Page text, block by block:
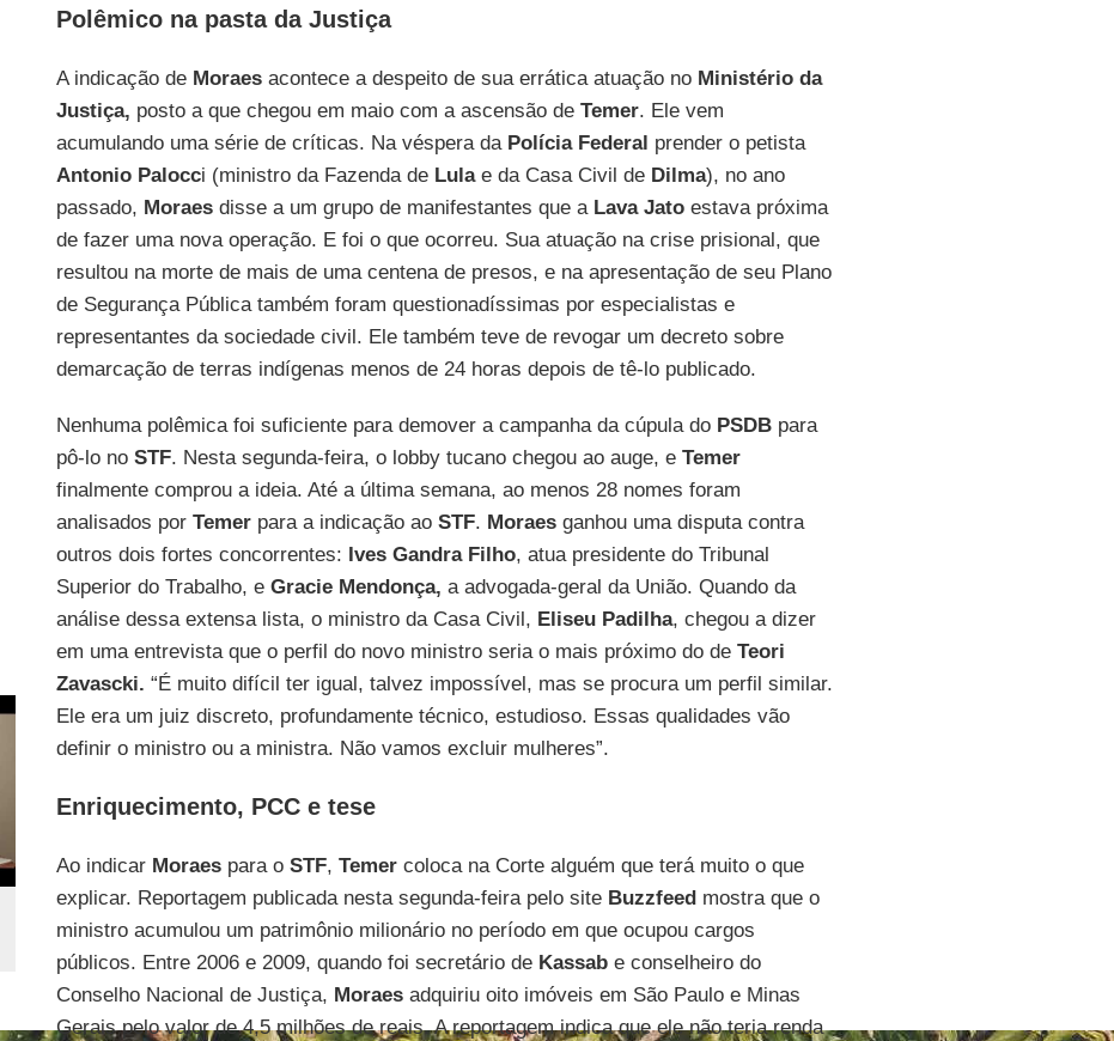
Polêmico na pasta da Justiça
A indicação de Moraesacontece a despeito de sua errática atuação no Ministério da
Justiça, posto a que chegou em maio com a ascensão de Temer. Ele vem
acumulando uma série de críticas. Na véspera da Polícia Federal prender o petista
Antonio Palocci (ministro da Fazenda de Lulae da Casa Civil de Dilma), no ano
passado, Moraesdisse a um grupo de manifestantes que a Lava Jatoestava próxima
de fazer uma nova operação. E foi o que ocorreu. Sua atuação na crise prisional, que
resultou na morte de mais de uma centena de presos, e na apresentação de seu Plano
de Segurança Pública também foram questionadíssimas por especialistas e
representantes da sociedade civil. Ele também teve de revogar um decreto sobre
demarcação de terras indígenas menos de 24 horas depois de tê-lo publicado.
Nenhuma polêmica foi suficiente para demover a campanha da cúpula do PSDBpara
pô-lo no STF. Nesta segunda-feira, o lobby tucano chegou ao auge, e Temer
finalmente comprou a ideia. Até a última semana, ao menos 28 nomes foram
analisados por Temerpara a indicação ao STF. Moraesganhou uma disputa contra
outros dois fortes concorrentes: Ives Gandra Filho, atua presidente do Tribunal
Superior do Trabalho, e Gracie Mendonça, a advogada-geral da União. Quando da
análise dessa extensa lista, o ministro da Casa Civil, Eliseu Padilha, chegou a dizer
em uma entrevista que o perfil do novo ministro seria o mais próximo do de Teori
Zavascki. “É muito difícil ter igual, talvez impossível, mas se procura um perfil similar.
Ele era um juiz discreto, profundamente técnico, estudioso. Essas qualidades vão
definir o ministro ou a ministra. Não vamos excluir mulheres”.
Enriquecimento, PCC e tese
Ao indicar Moraespara o STF, Temercoloca na Corte alguém que terá muito o que
explicar. Reportagem publicada nesta segunda-feira pelo site Buzzfeedmostra que o
ministro acumulou um patrimônio milionário no período em que ocupou cargos
públicos. Entre 2006 e 2009, quando foi secretário de Kassabe conselheiro do
Conselho Nacional de Justiça, Moraesadquiriu oito imóveis em São Paulo e Minas
Gerais pelo valor de 4,5 milhões de reais. A reportagem indica que ele não teria renda